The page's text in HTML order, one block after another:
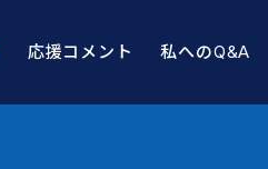
応援コメント 私へのQ&A